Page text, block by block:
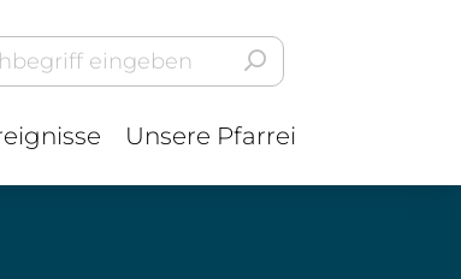
Unsere Pfarrei